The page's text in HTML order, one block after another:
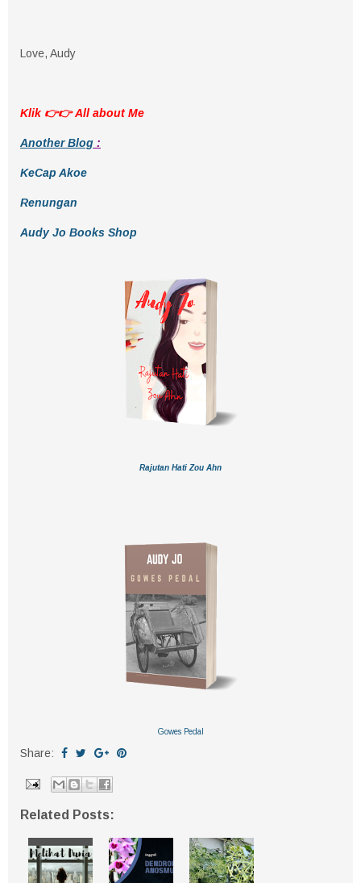
Love, Audy
Klik 👉👉All about Me
Another Blog :
KeCap Akoe
Renungan
Audy Jo Books Shop
Rajutan Hati Zou Ahn
Gowes Pedal
Share:
Related Posts: